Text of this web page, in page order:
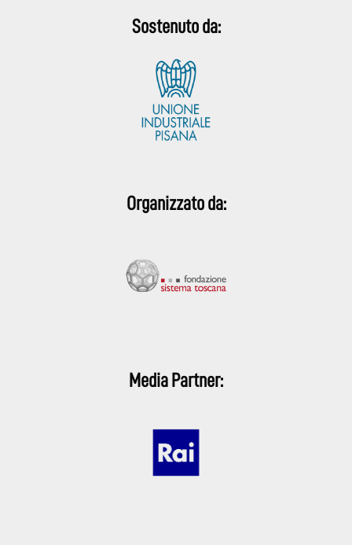
Sostenuto da:
Organizzato da:
Media Partner: